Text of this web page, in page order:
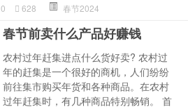
0 628 春节2024
春节前卖什么产品好赚钱
农村过年赶集进点什么货好卖? 农村过
年的赶集是一个很好的商机，人们纷纷
前往集市购买年货和各种商品。在农村
过年赶集时，有几种商品特别畅销。 首